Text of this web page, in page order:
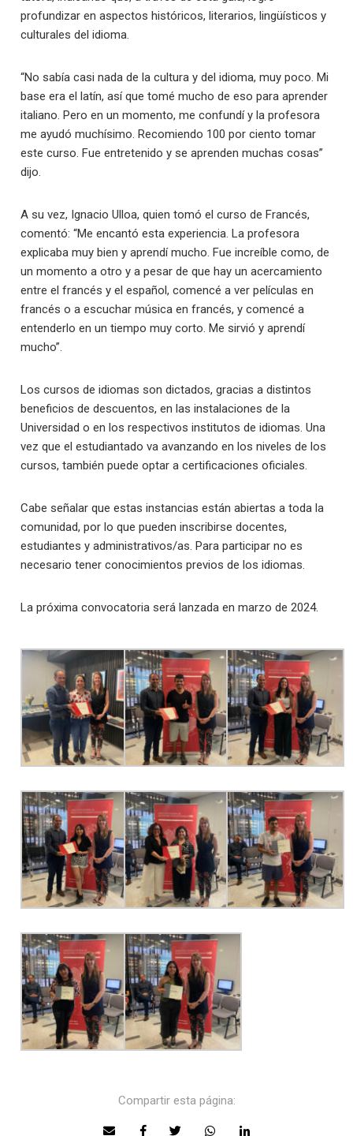
profundizar en aspectos históricos, literarios, lingüísticos y
culturales del idioma.
“No sabía casi nada de la cultura y del idioma, muy poco. Mi
base era el latín, así que tomé mucho de eso para aprender
italiano. Pero en un momento, me confundí y la profesora
me ayudó muchísimo. Recomiendo 100 por ciento tomar
este curso. Fue entretenido y se aprenden muchas cosas”
dijo.
A su vez, Ignacio Ulloa, quien tomó el curso de Francés,
comentó: “Me encantó esta experiencia. La profesora
explicaba muy bien y aprendí mucho. Fue increíble como, de
un momento a otro y a pesar de que hay un acercamiento
entre el francés y el español, comencé a ver películas en
francés o a escuchar música en francés, y comencé a
entenderlo en un tiempo muy corto. Me sirvió y aprendí
mucho”.
Los cursos de idiomas son dictados, gracias a distintos
beneficios de descuentos, en las instalaciones de la
Universidad o en los respectivos institutos de idiomas. Una
vez que el estudiantado va avanzando en los niveles de los
cursos, también puede optar a certificaciones oficiales.
Cabe señalar que estas instancias están abiertas a toda la
comunidad, por lo que pueden inscribirse docentes,
estudiantes y administrativos/as. Para participar no es
necesario tener conocimientos previos de los idiomas.
La próxima convocatoria será lanzada en marzo de 2024.
Compartir esta página: